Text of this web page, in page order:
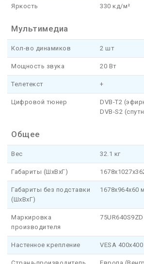
Яркость 330 кд/м²
Мультимедиа
Кол-во динамиков 2 шт
Мощность звука 20 Вт
Телетекст +
Цифровой тюнер
DVB-T2
DVB-S2
Общее
Вес 32.1 кг
Габариты (ШхВхГ)
Габариты без подставки
(ШхВхГ)
1678x964x60
Маркировка
производителя
75UR640S9ZD
Настенное крепление VESA